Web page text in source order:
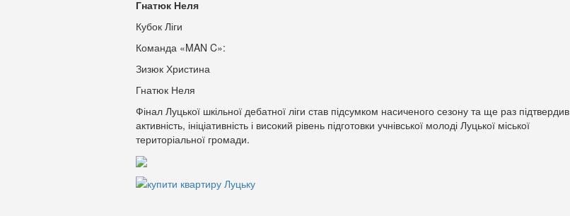
Гнатюк Неля
Кубок Ліги
Команда «MAN C»:
Зизюк Христина
Гнатюк Неля
Фінал Луцької шкільної дебатної ліги став підсумком насиченого сезону та ще раз підтвердив
активність, ініціативність і високий рівень підготовки учнівської молоді Луцької міської
територіальної громади.